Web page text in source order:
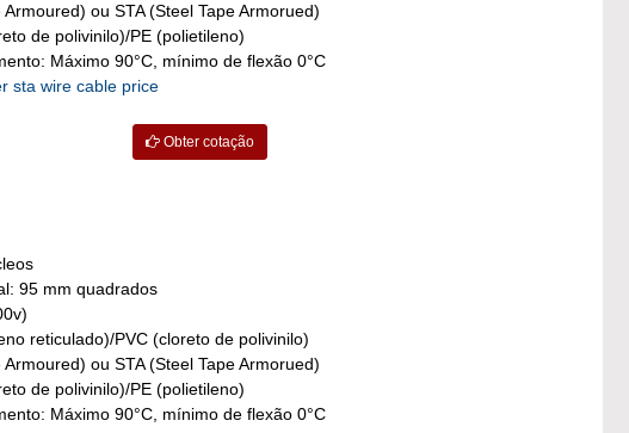
ou STA (Steel Tape Armorued)
de polivinilo)/PE (polietileno)
Máximo 90°C, mínimo de flexão 0°C
sta wire cable price
Obter cotação
95 mm quadrados
reticulado)/PVC (cloreto de polivinilo)
ou STA (Steel Tape Armorued)
de polivinilo)/PE (polietileno)
Máximo 90°C, mínimo de flexão 0°C